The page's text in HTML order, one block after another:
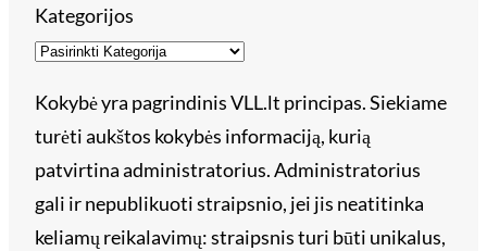
Kategorijos
Kokybė yra pagrindinis VLL.lt principas. Siekiame
turėti aukštos kokybės informaciją, kurią
patvirtina administratorius. Administratorius
gali ir nepublikuoti straipsnio, jei jis neatitinka
keliamų reikalavimų: straipsnis turi būti unikalus,